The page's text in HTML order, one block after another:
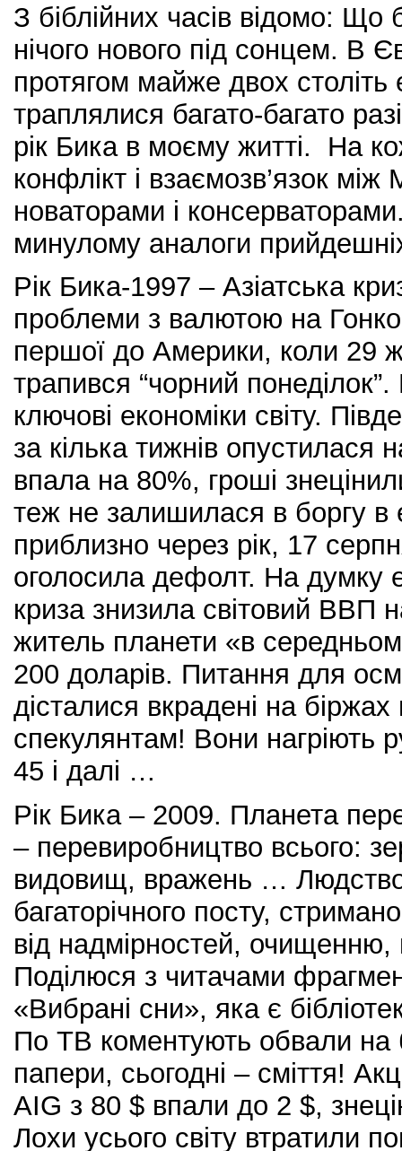
З біблійних часів відомо: Що
нічого нового під сонцем. В
протягом майже двох століть
траплялися багато-багато
рік Бика в моєму житті. На
конфлікт і взаємозв’язок
новаторами і
минулому аналоги
Рік Бика-1997 – Азіатська
проблеми з валютою на
першої до Америки, коли 29
трапився “чорний понеділок”.
ключові економіки світу.
за кілька тижнів опустилася
впала на 80%, гроші
теж не залишилася в боргу в
приблизно через рік, 17
оголосила дефолт. На думку
криза знизила світовий ВВП
житель планети «в
200 доларів. Питання для
дісталися вкрадені на біржах
спекулянтам! Вони нагріють
45 і далі …
Рік Бика – 2009. Планета
– перевиробництво всього:
видовищ, вражень … Людство
багаторічного посту,
від надмірностей, очищенню,
Поділюся з читачами
«Вибрані сни», яка є
По ТВ коментують обвали на
папери, сьогодні – сміття!
AIG з 80 $ впали до 2 $,
Лохи усього світу втратили